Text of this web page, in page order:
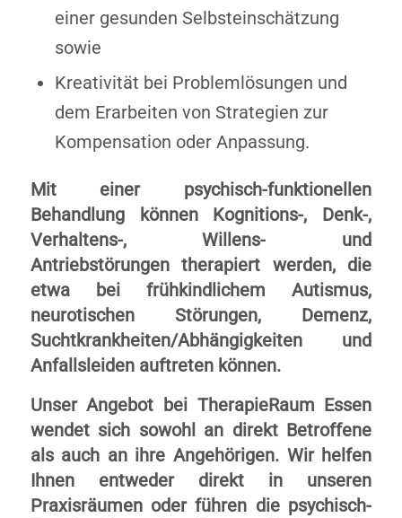
einer gesunden Selbsteinschätzung
sowie
Kreativität bei Problemlösungen und
dem Erarbeiten von Strategien zur
Kompensation oder Anpassung.
Mit einer psychisch-funktionellen
Behandlung können Kognitions-, Denk-,
Verhaltens-, Willens- und
Antriebstörungen therapiert werden, die
etwa bei frühkindlichem Autismus,
neurotischen Störungen, Demenz,
Suchtkrankheiten/Abhängigkeiten und
Anfallsleiden auftreten können.
Unser Angebot bei TherapieRaum Essen
wendet sich sowohl an direkt Betroffene
als auch an ihre Angehörigen. Wir helfen
Ihnen entweder direkt in unseren
Praxisräumen oder führen die psychisch-